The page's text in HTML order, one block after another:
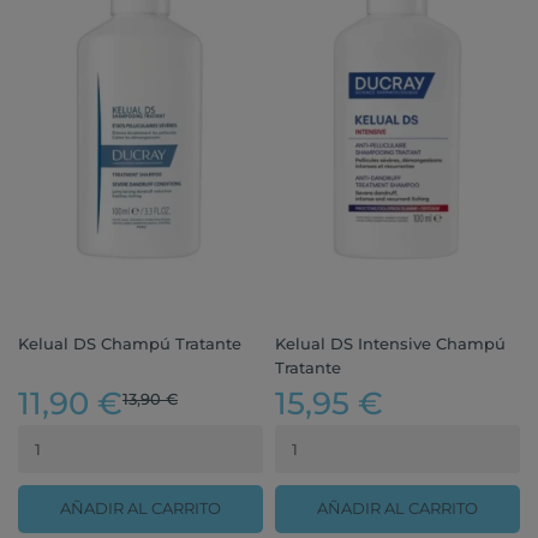
Kelual DS Champú Tratante
11,90 €13,90 €
AÑADIR AL CARRITO
Kelual DS Intensive Champú
Tratante
15,95 €
AÑADIR AL CARRITO